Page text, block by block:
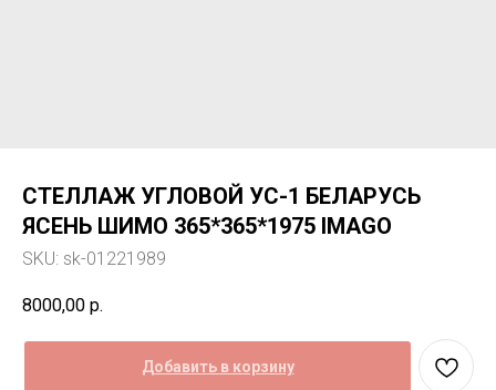
СТЕЛЛАЖ УГЛОВОЙ УС-1 БЕЛАРУСЬ
ЯСЕНЬ ШИМО 365*365*1975 IMAGO
SKU: sk-01221989
8000,00 р.
Добавить в корзину